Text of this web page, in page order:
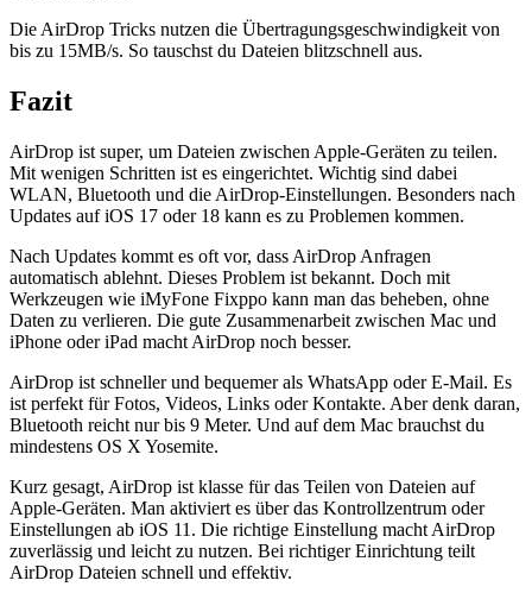
Die AirDrop Tricks nutzen die Übertragungsgeschwindigkeit von
bis zu 15MB/s. So tauschst du Dateien blitzschnell aus.
Fazit
AirDrop ist super, um Dateien zwischen Apple-Geräten zu teilen.
Mit wenigen Schritten ist es eingerichtet. Wichtig sind dabei
WLAN, Bluetooth und die AirDrop-Einstellungen. Besonders nach
Updates auf iOS 17 oder 18 kann es zu Problemen kommen.
Nach Updates kommt es oft vor, dass AirDrop Anfragen
automatisch ablehnt. Dieses Problem ist bekannt. Doch mit
Werkzeugen wie iMyFone Fixppo kann man das beheben, ohne
Daten zu verlieren. Die gute Zusammenarbeit zwischen Mac und
iPhone oder iPad macht AirDrop noch besser.
AirDrop ist schneller und bequemer als WhatsApp oder E-Mail. Es
ist perfekt für Fotos, Videos, Links oder Kontakte. Aber denk daran,
Bluetooth reicht nur bis 9 Meter. Und auf dem Mac brauchst du
mindestens OS X Yosemite.
Kurz gesagt, AirDrop ist klasse für das Teilen von Dateien auf
Apple-Geräten. Man aktiviert es über das Kontrollzentrum oder
Einstellungen ab iOS 11. Die richtige Einstellung macht AirDrop
zuverlässig und leicht zu nutzen. Bei richtiger Einrichtung teilt
AirDrop Dateien schnell und effektiv.